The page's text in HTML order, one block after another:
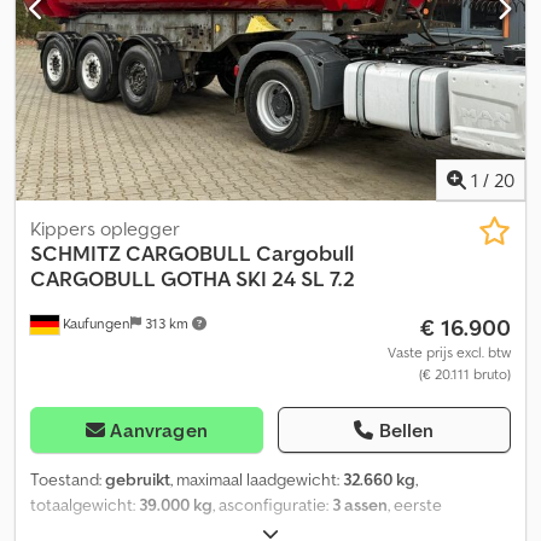
WORDT ALLEEN DE NETTOPRIJS BEREKEND!!!!! ALLE INFORMATIE
ZONDER GARANTIE, INCLUSIEF UITRUSTING EN ACCESSOIRES. De
basis voor alle koopcontracten, facturen, proforma facturen,
bestellingen en verkoopgesprekken zijn onze algemene
voorwaarden (zie hiervoor het impressum).
1 / 20
Kaufungen 313 km
Kippers oplegger
SCHMITZ CARGOBULL Cargobull
CARGOBULL GOTHA SKI 24 SL 7.2
€ 16.900
Vaste prijs excl. btw
(€ 20.111 bruto)
Aanvragen Bellen
Toestand:gebruikt, maximaal laadgewicht: 32.660 kg,
totaalgewicht: 39.000 kg , asconfiguratie: 3 assen , eerste
, volgende keuring (TÜV):